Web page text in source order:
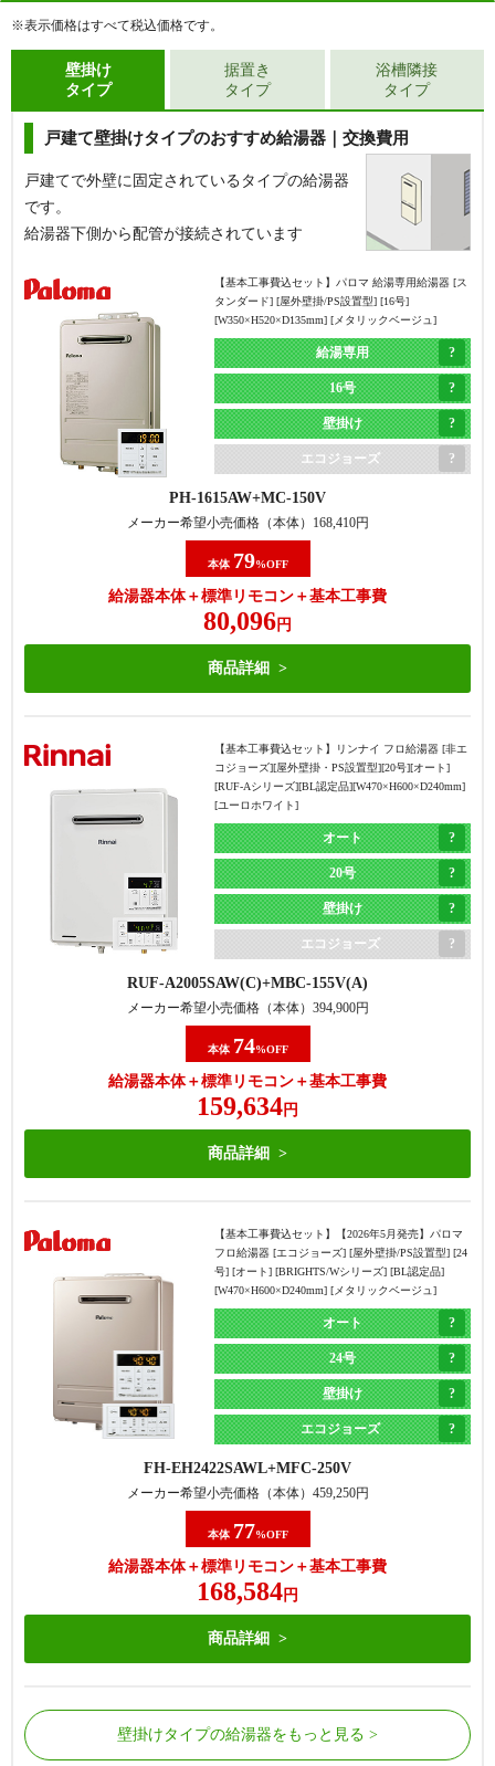
※表示価格はすべて税込価格です。
壁掛け
タイプ
戸建て壁掛けタイプのおすすめ給湯器｜交換費用
戸建てで外壁に固定されているタイプの給湯器
です。
給湯器下側から配管が接続されています
【基本工事費込セット】
パロマ 給湯専用給湯器 [ス
タンダード] [屋外壁掛/PS設置型] [16号]
[W350×H520×D135mm] [メタリックベージュ]
給湯専用
16号
壁掛け
エコジョーズ
PH-1615AW MC-150V
メーカー希望小売価格（本体） 168,410円
本体 79%OFF
給湯器本体＋標準リモコン＋基本工事費
80,096 円
商品詳細
【基本工事費込セット】
リンナイ フロ給湯器 [非エ
コジョーズ][屋外壁掛・PS設置型][20号][オート]
[RUF-Aシリーズ][BL認定品][W470×H600×D240mm]
[ユーロホワイト]
オート
20号
壁掛け
エコジョーズ
RUF-A2005SAW(C) MBC-155V(A)
メーカー希望小売価格（本体） 394,900円
本体 74%OFF
給湯器本体＋標準リモコン＋基本工事費
159,634 円
商品詳細
【基本工事費込セット】
【2026年5月発売】パロマ
フロ給湯器 [エコジョーズ] [屋外壁掛/PS設置型] [24
号] [オート] [BRIGHTS/Wシリーズ] [BL認定品]
[W470×H600×D240mm] [メタリックベージュ]
オート
24号
壁掛け
エコジョーズ
FH-EH2422SAWL MFC-250V
メーカー希望小売価格（本体） 459,250円
本体 77%OFF
給湯器本体＋標準リモコン＋基本工事費
168,584 円
商品詳細
壁掛けタイプの給湯器をもっと見る
据置き
タイプ
浴槽隣接
タイプ